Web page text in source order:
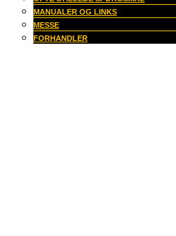
MANUALER OG LINKS
MESSE
FORHANDLER